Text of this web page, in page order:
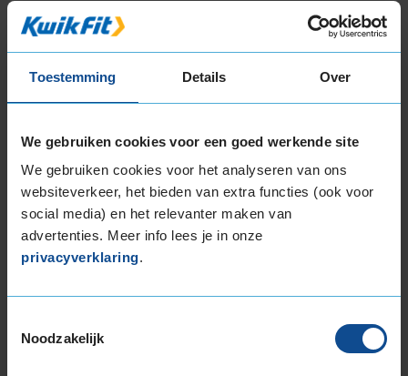
Toestemming Details Over
We gebruiken cookies voor een goed werkende site
We gebruiken cookies voor het analyseren van ons
websiteverkeer, het bieden van extra functies (ook voor
social media) en het relevanter maken van
advertenties. Meer info lees je in onze
privacyverklaring.
Noodzakelijk
205/50R17 93V EXTRALOAD
205/50R17 93V EXTRALOAD
205/55R17 91V
205/55R17 91V
205/55R17 95H EXTRALOAD
205/55R17 95H EXTRALOAD
215/40R17 87V EXTRALOAD
215/50R17 95V EXTRALOAD
215/55R17 94V
215/55R17 94V
215/55R17 94V